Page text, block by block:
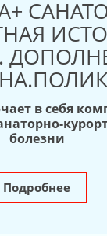
в себя
болезни
Подробнее